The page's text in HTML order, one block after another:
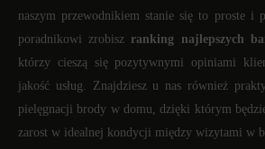
naszym przewodnikiem stanie się to proste i
poradnikowi zrobisz ranking najlepszych
którzy cieszą się pozytywnymi opiniami
jakość usług. Znajdziesz u nas również
pielęgnacji brody w domu, dzięki którym
zarost w idealnej kondycji między wizytami w